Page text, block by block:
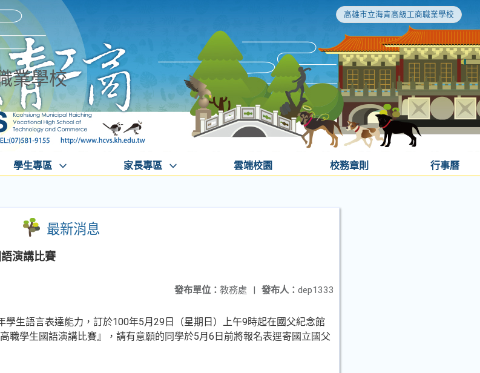
高雄市立海青高級工商職業學校
業學校
學生專區 家長專區 雲端校園 校務章則 行事曆
最新消息
演講比賽
發布人： dep1333
發布單位： 教務處 |
學生語言表達能力，訂於100年5月29日（星期日）上午9時起在國父紀念館
職學生國語演講比賽』，請有意願的同學於5月6日前將報名表逕寄國立國父